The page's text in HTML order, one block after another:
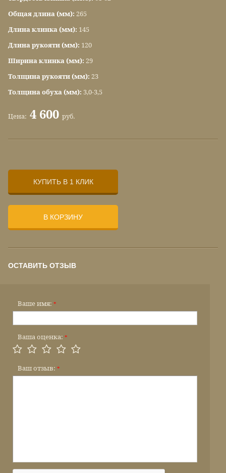
Общая длина (мм): 265
Длина клинка (мм): 145
Длина рукояти (мм): 120
Ширина клинка (мм): 29
Толщина рукояти (мм): 23
Толщина обуха (мм): 3,0-3,5
Цена: 4 600 руб.
КУПИТЬ В 1 КЛИК
В КОРЗИНУ
ОСТАВИТЬ ОТЗЫВ
Ваше имя: *
Ваша оценка: *
Ваш отзыв: *